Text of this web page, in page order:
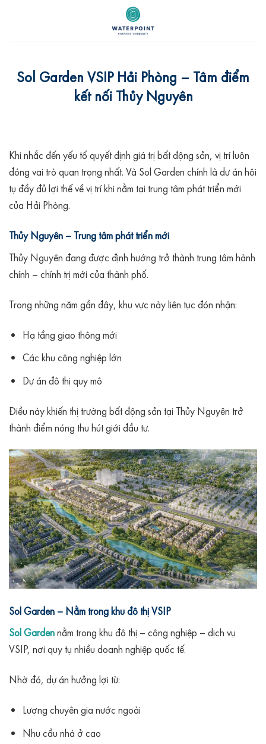
Sol Garden VSIP Hải Phòng – Tâm điểm
kết nối Thủy Nguyên
Khi nhắc đến yếu tố quyết định giá trị bất động sản, vị trí luôn
đóng vai trò quan trọng nhất. Và Sol Garden chính là dự án hội
tụ đầy đủ lợi thế về vị trí khi nằm tại trung tâm phát triển mới
của Hải Phòng.
Thủy Nguyên – Trung tâm phát triển mới
Thủy Nguyên đang được định hướng trở thành trung tâm hành
chính – chính trị mới của thành phố.
Trong những năm gần đây, khu vực này liên tục đón nhận:
Hạ tầng giao thông mới
Các khu công nghiệp lớn
Dự án đô thị quy mô
Điều này khiến thị trường bất động sản tại Thủy Nguyên trở
thành điểm nóng thu hút giới đầu tư.
Sol Garden – Nằm trong khu đô thị VSIP
Sol Gardennằm trong khu đô thị – công nghiệp – dịch vụ
VSIP, nơi quy tụ nhiều doanh nghiệp quốc tế.
Nhờ đó, dự án hưởng lợi từ:
Lượng chuyên gia nước ngoài
Nhu cầu nhà ở cao